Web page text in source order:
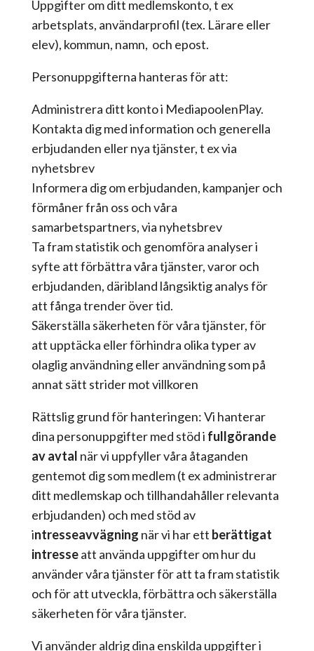
Uppgifter om ditt medlemskonto, t ex
arbetsplats, användarprofil (tex. Lärare eller
elev), kommun, namn, och epost.
Personuppgifterna hanteras för att:
Administrera ditt konto i MediapoolenPlay.
Kontakta dig med information och generella
erbjudanden eller nya tjänster, t ex via
nyhetsbrev
Informera dig om erbjudanden, kampanjer och
förmåner från oss och våra
samarbetspartners, via nyhetsbrev
Ta fram statistik och genomföra analyser i
syfte att förbättra våra tjänster, varor och
erbjudanden, däribland långsiktig analys för
att fånga trender över tid.
Säkerställa säkerheten för våra tjänster, för
att upptäcka eller förhindra olika typer av
olaglig användning eller användning som på
annat sätt strider mot villkoren
Rättslig grund för hanteringen: Vi hanterar
dina personuppgifter med stöd i fullgörande
av avtal när vi uppfyller våra åtaganden
gentemot dig som medlem (t ex administrerar
ditt medlemskap och tillhandahåller relevanta
erbjudanden) och med stöd av
intresseavvägning när vi har ett berättigat
intresseatt använda uppgifter om hur du
använder våra tjänster för att ta fram statistik
och för att utveckla, förbättra och säkerställa
säkerheten för våra tjänster.
Vi använder aldrig dina enskilda uppgifter i